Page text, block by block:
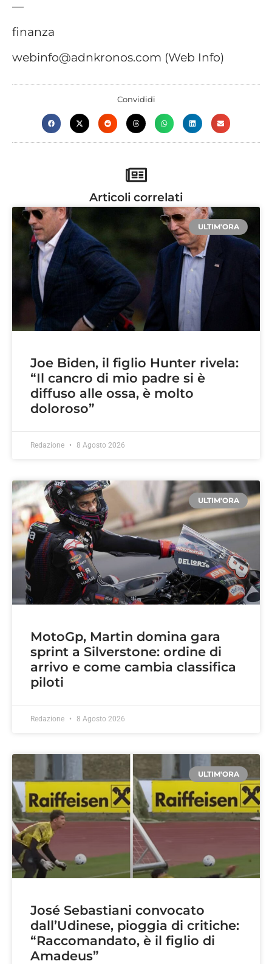
—
finanza
webinfo@adnkronos.com (Web Info)
Convididi
Articoli correlati
ULTIM'ORA
Joe Biden, il figlio Hunter rivela:
“Il cancro di mio padre si è
diffuso alle ossa, è molto
doloroso”
Redazione 8 Agosto 2026
ULTIM'ORA
MotoGp, Martin domina gara
sprint a Silverstone: ordine di
arrivo e come cambia classifica
piloti
Redazione 8 Agosto 2026
ULTIM'ORA
José Sebastiani convocato
dall’Udinese, pioggia di critiche:
“Raccomandato, è il figlio di
Amadeus”